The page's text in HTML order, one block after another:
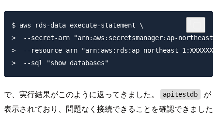
$ aws rds-data execute-statement \
>  --secret-arn "arn:aws:secretsmanager:ap-
>  --resource-arn "arn:aws:rds:ap-northeast-
で、実行結果がこのように返ってきました。 apitestdb
が
表示されており、問題なく接続できることを確認できました